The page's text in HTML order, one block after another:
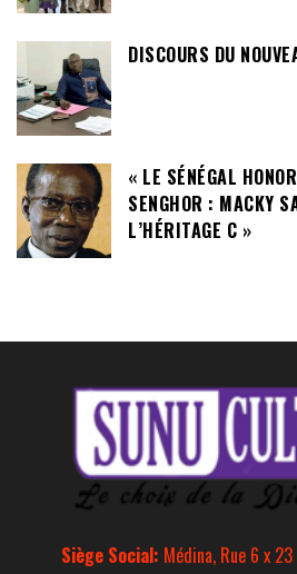
DISCOURS DU
« LE SÉNÉGAL
SENGHOR : MACKY
L’HÉRITAGE C »
Siège Social: Médina, Rue 6 x 23